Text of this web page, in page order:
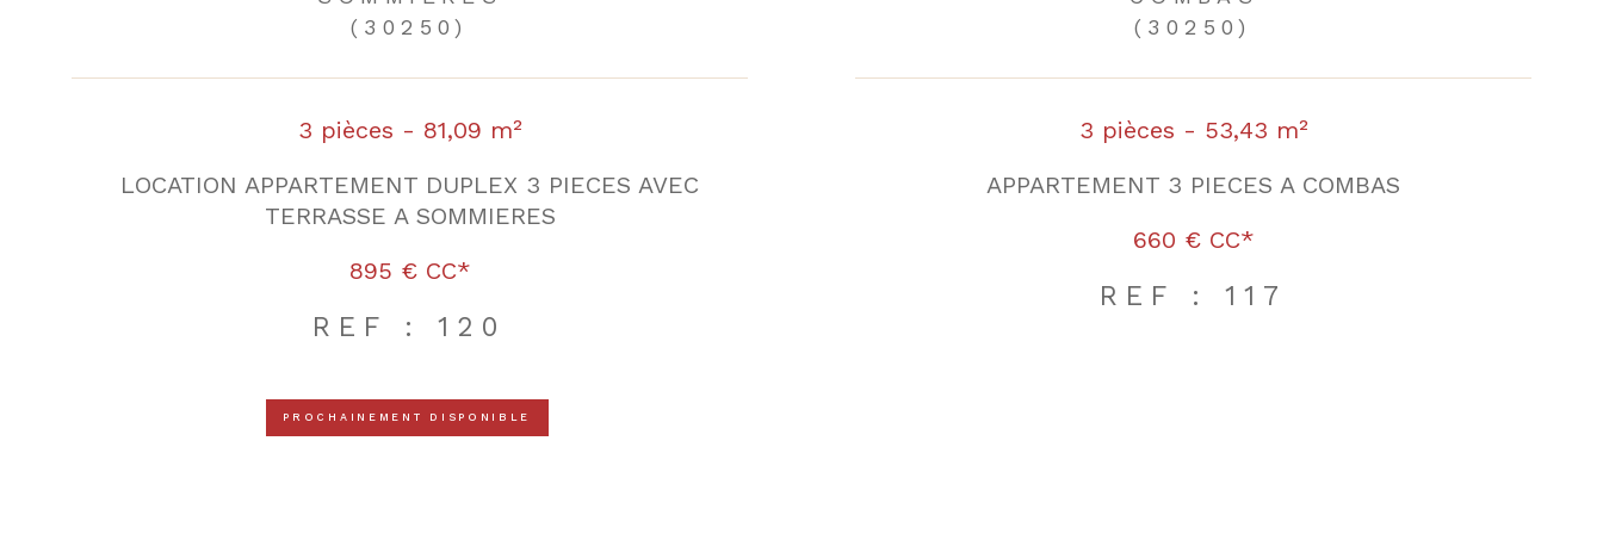
(30250)
3 pièces - 81,09 m²
LOCATION APPARTEMENT DUPLEX 3 PIECES AVEC
TERRASSE A SOMMIERES
895 € CC*
REF : 120
PROCHAINEMENT DISPONIBLE
(30250)
3 pièces - 53,43 m²
APPARTEMENT 3 PIECES A COMBAS
660 € CC*
REF : 117